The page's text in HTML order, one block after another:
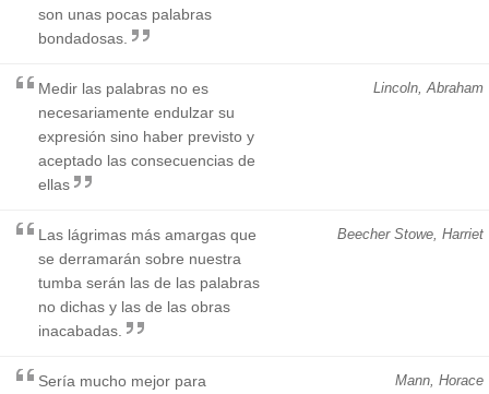
son unas pocas palabras
bondadosas.
Lincoln, Abraham
Medir las palabras no es
necesariamente endulzar su
expresión sino haber previsto y
aceptado las consecuencias de
ellas
Beecher Stowe, Harriet
Las lágrimas más amargas que
se derramarán sobre nuestra
tumba serán las de las palabras
no dichas y las de las obras
inacabadas.
Mann, Horace
Sería mucho mejor para